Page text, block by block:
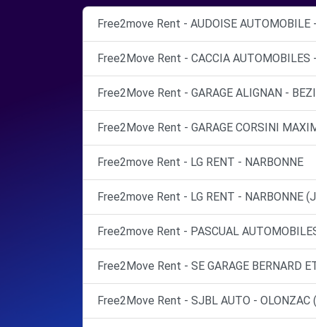
Free2move Rent - AUDOISE AUTOMOBILE
Free2Move Rent - CACCIA AUTOMOBILES
Free2Move Rent - GARAGE ALIGNAN -
Free2Move Rent - GARAGE CORSINI
Free2move Rent - LG RENT - NARBONNE
Free2move Rent - LG RENT - NARBONNE
Free2move Rent - PASCUAL
Free2Move Rent - SE GARAGE BERNARD
Free2Move Rent - SJBL AUTO - OLONZAC